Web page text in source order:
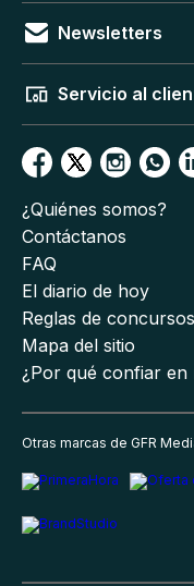
Newsletters
Servicio al
¿Quiénes somos?
Contáctanos
FAQ
El diario de hoy
Reglas de concursos
Mapa del sitio
¿Por qué confiar en
Otras marcas de GFR